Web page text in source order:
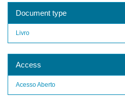
Document type
Livro
Access
Acesso Aberto